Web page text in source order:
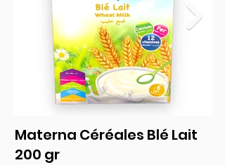
Materna Céréales Blé Lait
200 gr